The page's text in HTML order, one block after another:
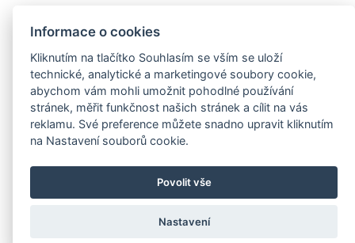
Informace o cookies
Kliknutím na tlačítko Souhlasím se vším se uloží
technické, analytické a marketingové soubory cookie,
abychom vám mohli umožnit pohodlné používání
stránek, měřit funkčnost našich stránek a cílit na vás
reklamu. Své preference můžete snadno upravit kliknutím
na Nastavení souborů cookie.
Povolit vše
Nastavení